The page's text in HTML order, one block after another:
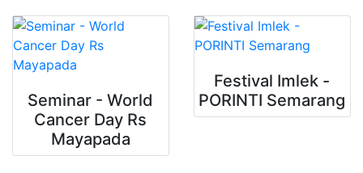
Seminar - World
Cancer Day Rs
Mayapada
Festival Imlek -
PORINTI Semarang